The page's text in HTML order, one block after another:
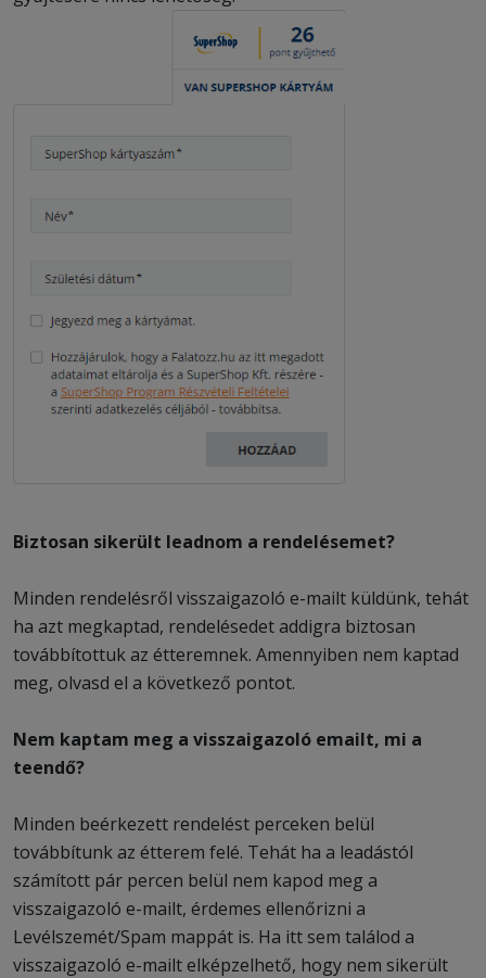
Biztosan sikerült leadnom a rendelésemet?
Minden rendelésről visszaigazoló e-mailt küldünk, tehát
ha azt megkaptad, rendelésedet addigra biztosan
továbbítottuk az étteremnek. Amennyiben nem kaptad
meg, olvasd el a következő pontot.
Nem kaptam meg a visszaigazoló emailt, mi a
teendő?
Minden beérkezett rendelést perceken belül
továbbítunk az étterem felé. Tehát ha a leadástól
számított pár percen belül nem kapod meg a
visszaigazoló e-mailt, érdemes ellenőrizni a
Levélszemét/Spam mappát is. Ha itt sem találod a
visszaigazoló e-mailt elképzelhető, hogy nem sikerült